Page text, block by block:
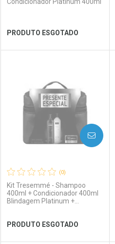
Ver Desconto Convênio
PRODUTO ESGOTADO
Laboratório
Ver Desconto Convênio
Por Menos
(0)
Kit Tresemmé - Shampoo
400ml + Condicionador 400ml
Blindagem Platinum +
PRODUTO ESGOTADO
AVISE-ME